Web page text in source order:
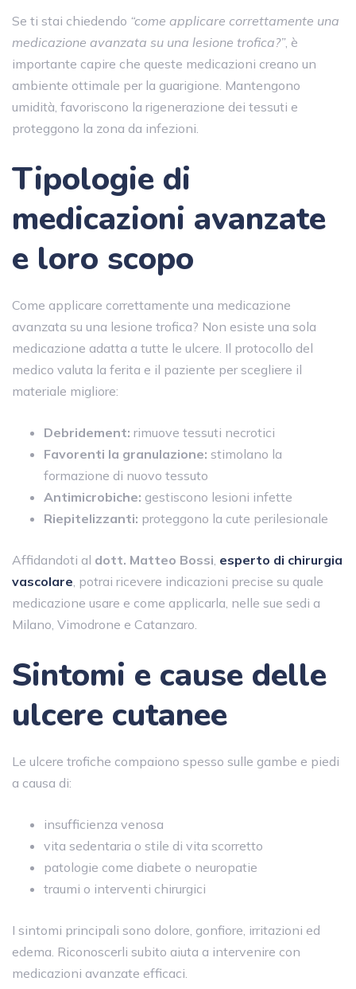
Se ti stai chiedendo “come applicare correttamente una
medicazione avanzata su una lesione trofica?”, è
importante capire che queste medicazioni creano un
ambiente ottimale per la guarigione. Mantengono
umidità, favoriscono la rigenerazione dei tessuti e
proteggono la zona da infezioni.
Tipologie di
medicazioni avanzate
e loro scopo
Come applicare correttamente una medicazione
avanzata su una lesione trofica? Non esiste una sola
medicazione adatta a tutte le ulcere. Il protocollo del
medico valuta la ferita e il paziente per scegliere il
materiale migliore:
Debridement: rimuove tessuti necrotici
Favorenti la granulazione: stimolano la
formazione di nuovo tessuto
Antimicrobiche: gestiscono lesioni infette
Riepitelizzanti: proteggono la cute perilesionale
Affidandoti al dott. Matteo Bossi, esperto di chirurgia
vascolare, potrai ricevere indicazioni precise su quale
medicazione usare e come applicarla, nelle sue sedi a
Milano, Vimodrone e Catanzaro.
Sintomi e cause delle
ulcere cutanee
Le ulcere trofiche compaiono spesso sulle gambe e piedi
a causa di:
insufficienza venosa
vita sedentaria o stile di vita scorretto
patologie come diabete o neuropatie
traumi o interventi chirurgici
I sintomi principali sono dolore, gonfiore, irritazioni ed
edema. Riconoscerli subito aiuta a intervenire con
medicazioni avanzate efficaci.